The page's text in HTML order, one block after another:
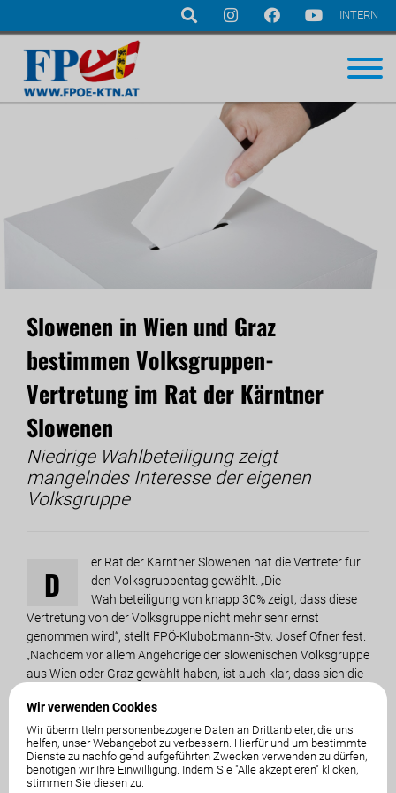
Navigation
Wir verwenden Cookies
Wir übermitteln personenbezogene Daten an Drittanbieter, die uns
helfen, unser Webangebot zu verbessern. Hierfür und um bestimmte
Dienste zu nachfolgend aufgeführten Zwecken verwenden zu dürfen,
benötigen wir Ihre Einwilligung. Indem Sie "Alle akzeptieren" klicken,
stimmen Sie diesen zu.
INTERN
Slowenen in Wien und Graz
bestimmen Volksgruppen-
Vertretung im Rat der Kärntner
Slowenen
Niedrige Wahlbeteiligung zeigt
mangelndes Interesse der eigenen
Volksgruppe
D
er Rat der Kärntner Slowenen hat die Vertreter für
den Volksgruppentag gewählt. „Die
Wahlbeteiligung von knapp 30% zeigt, dass diese
Vertretung von der Volksgruppe nicht mehr sehr ernst
genommen wird“, stellt FPÖ-Klubobmann-Stv. Josef Ofner fest.
„Nachdem vor allem Angehörige der slowenischen Volksgruppe
aus Wien oder Graz gewählt haben, ist auch klar, dass sich die
fühlen“, so Ofner.
Der Klub slowenischer Studenten in Wien, der vermutlich Teil
der Wiener Wähler ist, ist für seine linksextremen Aktionen
bekannt und hat auch das antifaschistische Bildungscamp auf